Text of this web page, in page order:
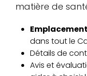
matière de
Emplacement
dans tout le
Détails de
Avis et